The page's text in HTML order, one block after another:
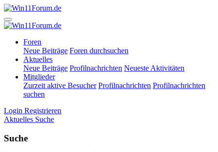
Foren
Neue Beiträge Foren durchsuchen
Aktuelles
Neue Beiträge Profilnachrichten Neueste Aktivitäten
Mitglieder
Zurzeit aktive Besucher Profilnachrichten Profilnachrichten
suchen
Login Registrieren
Aktuelles Suche
Suche